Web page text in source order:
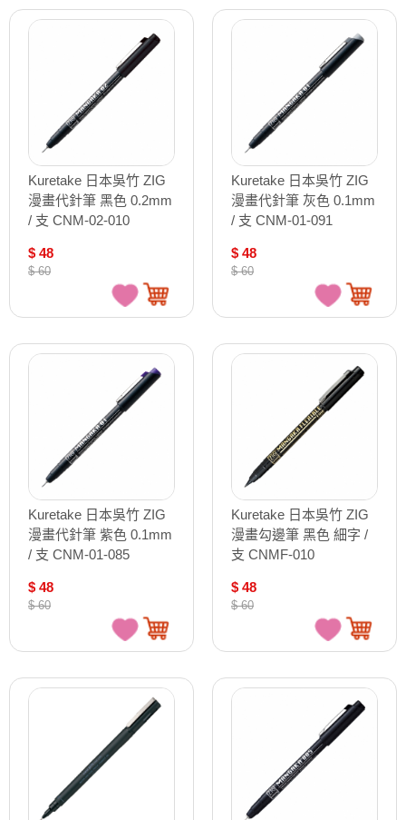
Kuretake 日本吳竹 ZIG
漫畫代針筆 黑色 0.2mm
/ 支 CNM-02-010
$ 48
$ 60
Kuretake 日本吳竹 ZIG
漫畫代針筆 灰色 0.1mm
/ 支 CNM-01-091
$ 48
$ 60
Kuretake 日本吳竹 ZIG
漫畫代針筆 紫色 0.1mm
/ 支 CNM-01-085
$ 48
$ 60
Kuretake 日本吳竹 ZIG
漫畫勾邊筆 黑色 細字 /
支 CNMF-010
$ 48
$ 60